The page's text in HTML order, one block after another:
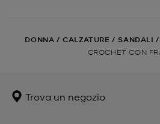
DONNA / CALZATURE / SANDALI /
CROCHET CON
Trova un negozio